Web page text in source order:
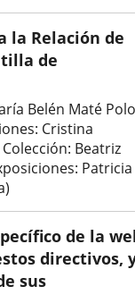
la Relación de
de
Belén Maté
Cristina
Beatriz
Patricia
de la
directivos,
sus